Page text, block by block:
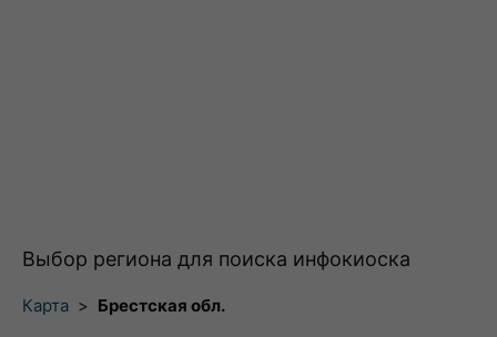
Выбор региона для поиска инфокиоска
Карта > Брестская обл.